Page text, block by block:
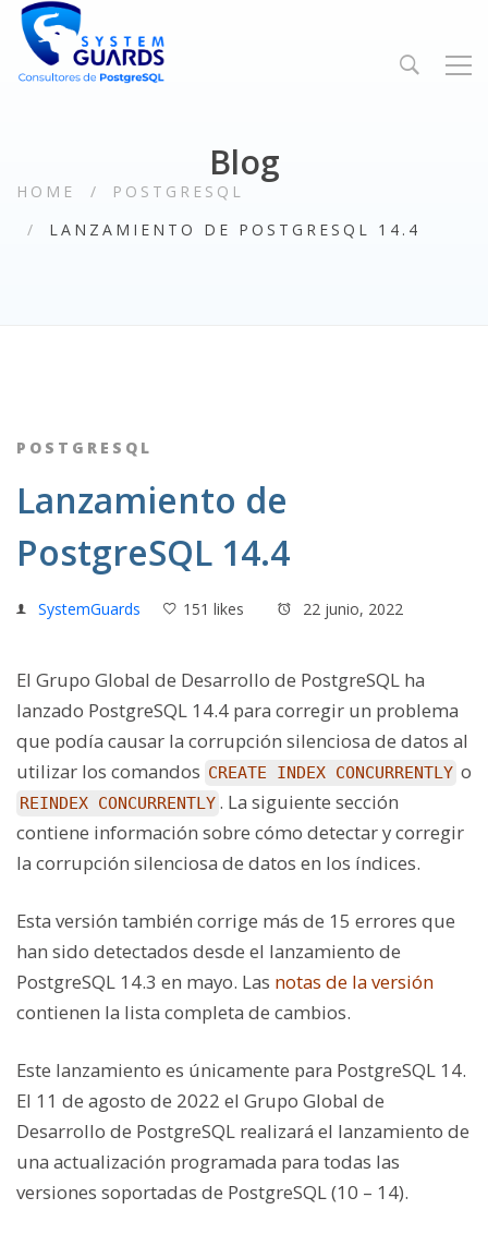
Blog
HOME
POSTGRESQL
LANZAMIENTO DE POSTGRESQL 14.4
POSTGRESQL
Lanzamiento de
PostgreSQL 14.4
SystemGuards 151 likes 22 junio, 2022
El Grupo Global de Desarrollo de PostgreSQL ha
lanzado PostgreSQL 14.4 para corregir un problema
que podía causar la corrupción silenciosa de datos al
utilizar los comandos CREATE INDEX CONCURRENTLY o
REINDEX CONCURRENTLY . La siguiente sección
contiene información sobre cómo detectar y corregir
la corrupción silenciosa de datos en los índices.
Esta versión también corrige más de 15 errores que
han sido detectados desde el lanzamiento de
PostgreSQL 14.3 en mayo. Las notas de la versión
contienen la lista completa de cambios.
Este lanzamiento es únicamente para PostgreSQL 14.
El 11 de agosto de 2022 el Grupo Global de
Desarrollo de PostgreSQL realizará el lanzamiento de
una actualización programada para todas las
versiones soportadas de PostgreSQL (10 – 14).